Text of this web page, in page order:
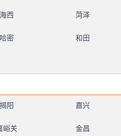
海西 菏泽
哈密 和田
揭阳 嘉兴
峪关 金昌